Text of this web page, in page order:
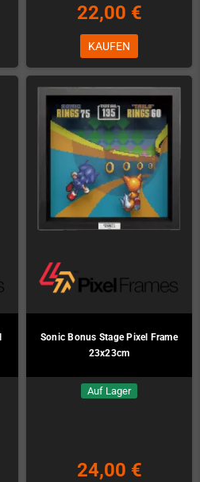
22,00 €
KAUFEN
Sonic Bonus Stage Pixel Frame
23x23cm
Auf Lager
24,00 €